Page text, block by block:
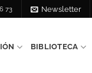
73 Newsletter
BIBLIOTECA